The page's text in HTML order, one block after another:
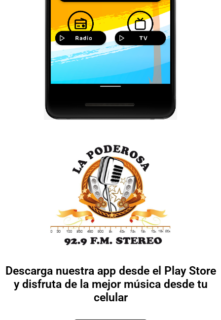
Descarga nuestra app desde el Play Store
y disfruta de la mejor música desde tu
celular